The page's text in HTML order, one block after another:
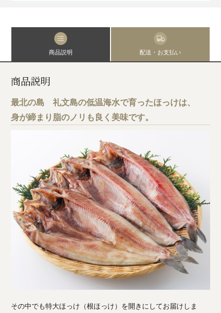
商品説明 配送・お支払い
商品説明
最北の島 礼文島の低温海水で育ったほっけは、
身が締まり脂のノリも良く美味です。
その中でも特大ほっけ（根ほっけ）を開きにしてお届けしま